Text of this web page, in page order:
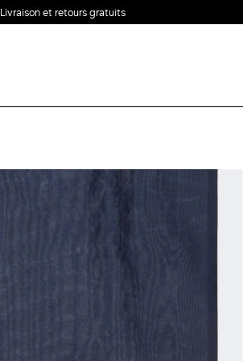
Livraison et retours gratuits